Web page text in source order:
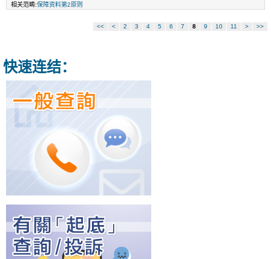
相关范畴:保障资料第2原则
<< < 2 3 4 5 6 7 8 9 10 11 > >>
快速连结：